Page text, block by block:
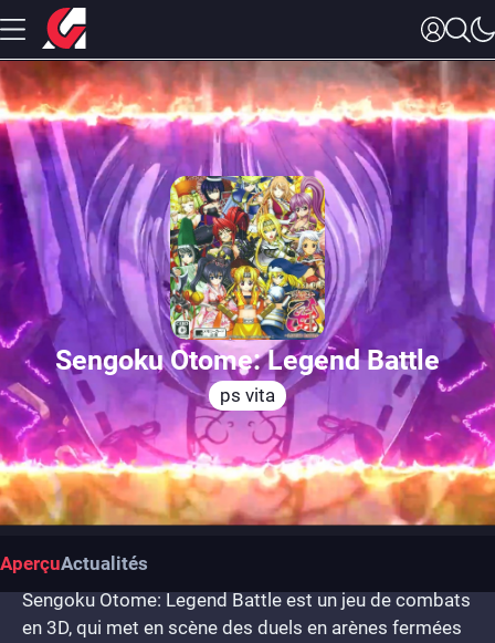
Sengoku Otome: Legend Battle
ps vita
AperçuActualités
Sengoku Otome: Legend Battle est un jeu de combats
en 3D, qui met en scène des duels en arènes fermées